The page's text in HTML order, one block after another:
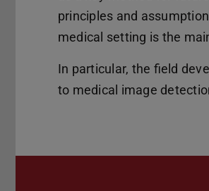
principles and
medical setting is the
In particular, the field
to medical image